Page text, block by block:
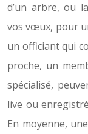
d’un arbre, ou
vos vœux, pour
un officiant qui
proche, un
spécialisé,
live ou
En moyenne,